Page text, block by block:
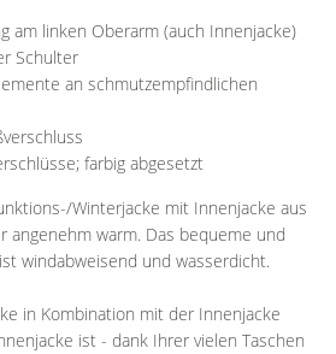
am linken Oberarm (auch Innenjacke)
Schulter
an schmutzempfindlichen
farbig abgesetzt
Winterjacke mit Innenjacke aus
angenehm warm. Das bequeme und
windabweisend und wasserdicht.
in Kombination mit der Innenjacke
ist - dank Ihrer vielen Taschen